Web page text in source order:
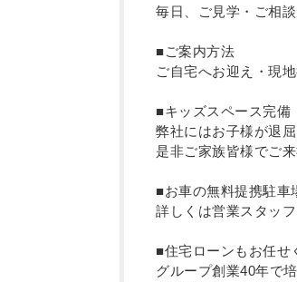
毎日、ご見学・ご相談
■ご案内方法
ご自宅へお迎え・現
■キッズスペース完備
弊社にはお子様が退
是非ご家族皆様でご
■お車の無料提携駐車
詳しくは営業スタッ
■住宅ローンもお任せ
グループ創業40年で